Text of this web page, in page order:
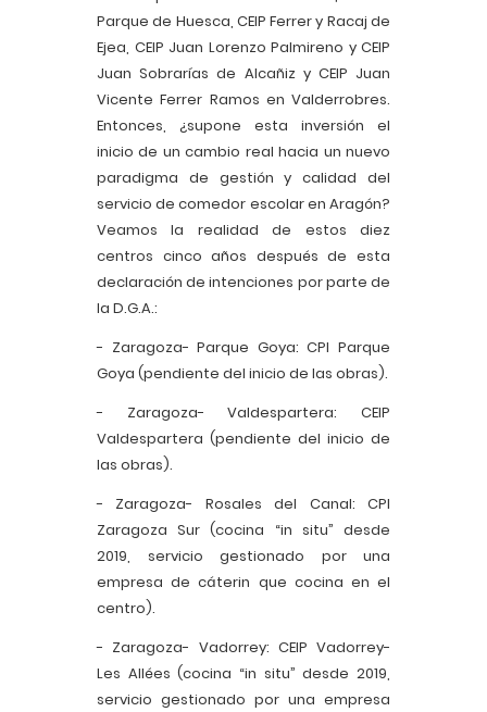
Parque de Huesca, CEIP Ferrer y Racaj de
Ejea, CEIP Juan Lorenzo Palmireno y CEIP
Juan Sobrarías de Alcañiz y CEIP Juan
Vicente Ferrer Ramos en Valderrobres.
Entonces, ¿supone esta inversión el
inicio de un cambio real hacia un nuevo
paradigma de gestión y calidad del
servicio de comedor escolar en Aragón?
Veamos la realidad de estos diez
centros cinco años después de esta
declaración de intenciones por parte de
la D.G.A.:
- Zaragoza- Parque Goya: CPI Parque
Goya (pendiente del inicio de las obras).
- Zaragoza- Valdespartera: CEIP
Valdespartera (pendiente del inicio de
las obras).
- Zaragoza- Rosales del Canal: CPI
Zaragoza Sur (cocina “in situ” desde
2019, servicio gestionado por una
empresa de cáterin que cocina en el
centro).
- Zaragoza- Vadorrey: CEIP Vadorrey-
Les Allées (cocina “in situ” desde 2019,
servicio gestionado por una empresa